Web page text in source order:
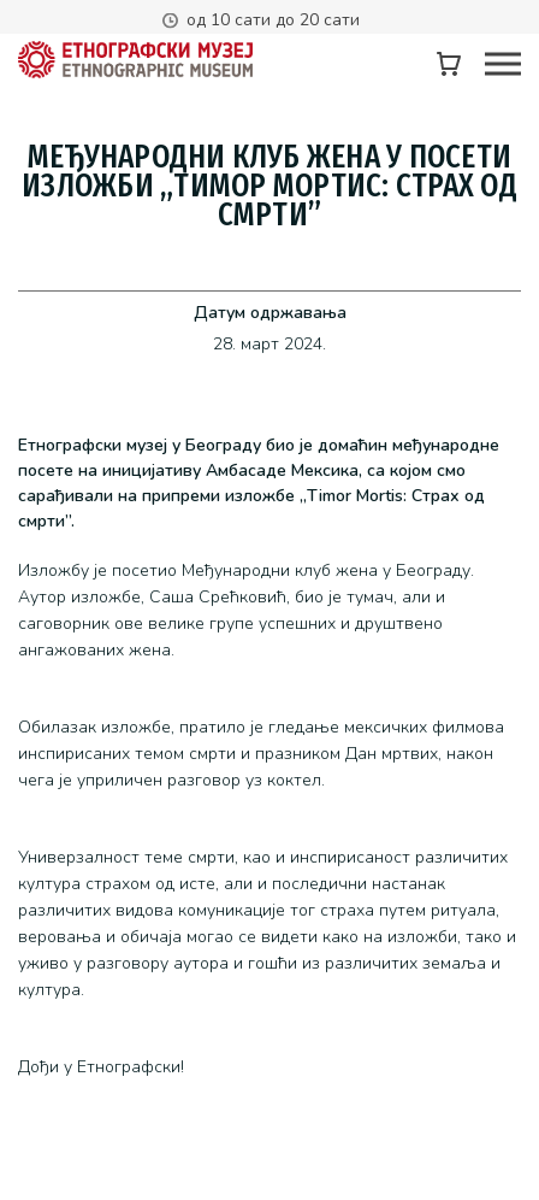
од 10 сати до 20 сати
МЕЂУНАРОДНИ КЛУБ ЖЕНА У ПОСЕТИ
ИЗЛОЖБИ „ТИМОР МОРТИС: СТРАХ ОД
СМРТИ”
Датум одржавања
28. март 2024.
Етнографски музеј у Београду био је домаћин међународне
посете на иницијативу Амбасаде Мексика, са којом смо
сарађивали на припреми изложбе „Timor Mortis: Страх од
смрти”.
Изложбу је посетио Међународни клуб жена у Београду.
Аутор изложбе, Саша Срећковић, био је тумач, али и
саговорник ове велике групе успешних и друштвено
ангажованих жена.
Обилазак изложбе, пратило је гледање мексичких филмова
инспирисаних темом смрти и празником Дан мртвих, након
чега је уприличен разговор уз коктел.
Универзалност теме смрти, као и инспирисаност различитих
култура страхом од исте, али и последични настанак
различитих видова комуникације тог страха путем ритуала,
веровања и обичаја могао се видети како на изложби, тако и
уживо у разговору аутора и гошћи из различитих земаља и
култура.
Дођи у Етнографски!